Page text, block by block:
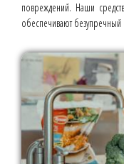
повреждений. Наши
обеспечивают безупречный